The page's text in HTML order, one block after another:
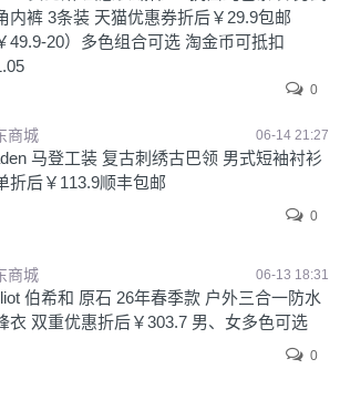
内裤 3条装 天猫优惠券折后￥29.9包邮
49.9-20）多色组合可选 淘金币可抵扣
0
商城 06-14 21:27
马登工装 复古刺绣古巴领 男式短袖衬衫
折后￥113.9顺丰包邮
0
商城 06-13 18:31
伯希和 原石 26年春季款 户外三合一防水
衣 双重优惠折后￥303.7 男、女多色可选
0